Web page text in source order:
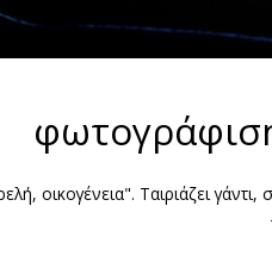
οικογένεια". Ταιριάζει